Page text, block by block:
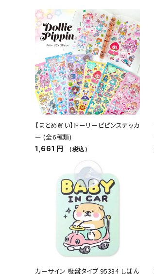
【まとめ買い】ドーリーピピンステッカ
ー (全6種類)
1,661 円 （税込）
カーサイン 吸盤タイプ 95334 しばん